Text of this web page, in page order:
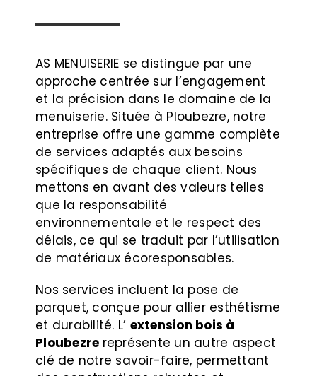
AS MENUISERIE se distingue par une
approche centrée sur l’engagement
et la précision dans le domaine de la
menuiserie. Située à Ploubezre, notre
entreprise offre une gamme complète
de services adaptés aux besoins
spécifiques de chaque client. Nous
mettons en avant des valeurs telles
que la responsabilité
environnementale et le respect des
délais, ce qui se traduit par l’utilisation
de matériaux écoresponsables.
Nos services incluent la pose de
parquet, conçue pour allier esthétisme
et durabilité. L’ extension bois à
Ploubezre représente un autre aspect
clé de notre savoir-faire, permettant